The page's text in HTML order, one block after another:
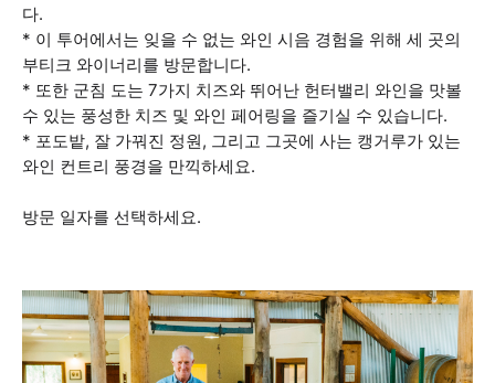
다.
* 이 투어에서는 잊을 수 없는 와인 시음 경험을 위해 세 곳의
부티크 와이너리를 방문합니다.
* 또한 군침 도는 7가지 치즈와 뛰어난 헌터밸리 와인을 맛볼
수 있는 풍성한 치즈 및 와인 페어링을 즐기실 수 있습니다.
* 포도밭, 잘 가꿔진 정원, 그리고 그곳에 사는 캥거루가 있는
와인 컨트리 풍경을 만끽하세요.
방문 일자를 선택하세요.